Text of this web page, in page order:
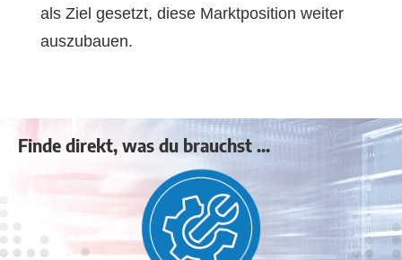
als Ziel gesetzt, diese Marktposition weiter
auszubauen.
Finde direkt, was du brauchst ...